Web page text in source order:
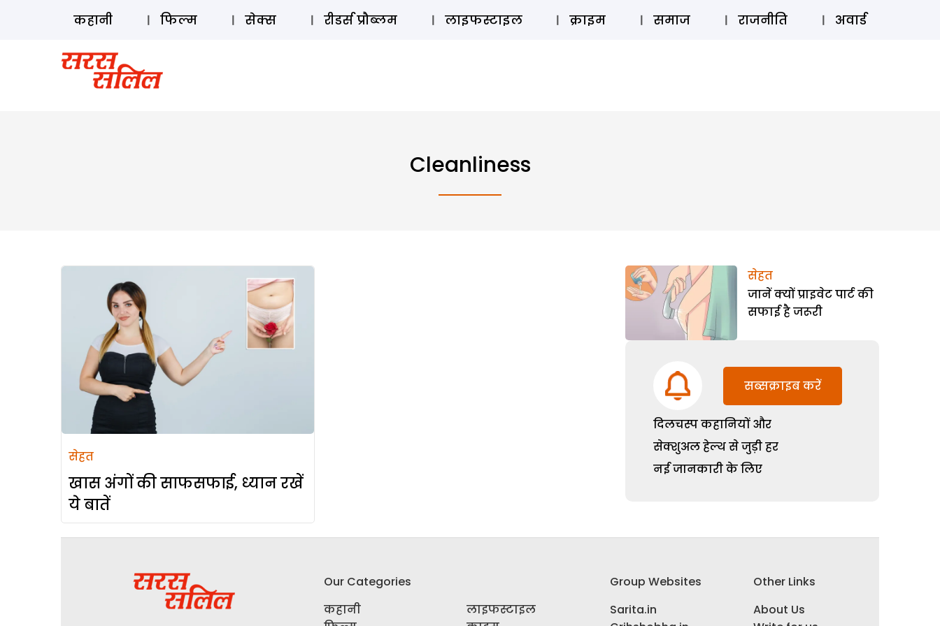
ऑडियो स्टोरी लॉग इन ⚲ SUBSCRIBE
कहानी फिल्म सेक्स रीडर्स प्रौब्लम लाइफस्टाइल क्राइम समाज राजनीति अवार्ड
Cleanliness
सेहत
खास अंगों की साफसफाई, ध्यान रखें
ये बातें
सेहत
जानें क्यों प्राइवेट पार्ट की
सफाई है जरूरी
दिलचस्प कहानियों और
सेक्शुअल हेल्थ से जुड़ी हर
नई जानकारी के लिए
सब्सक्राइब करें
Our Categories
कहानी
लाइफस्टाइल
Group Websites
Sarita.in
Other Links
About Us